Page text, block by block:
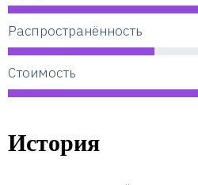
Распространённость
Стоимость
История